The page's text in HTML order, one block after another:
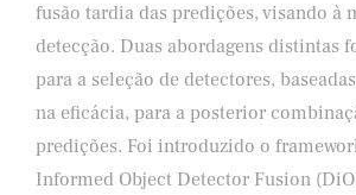
fusão tardia das predições, visando à
detecção. Duas abordagens distintas
para a seleção de detectores,
na eficácia, para a posterior
predições. Foi introduzido o
Informed Object Detector Fusion